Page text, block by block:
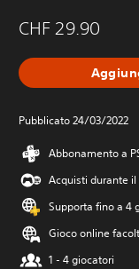
CHF 29.90
Pubblicato 24/03/2022
Abbonamento a
Acquisti durante
Supporta fino a 4
Gioco online
1 - 4 giocatori